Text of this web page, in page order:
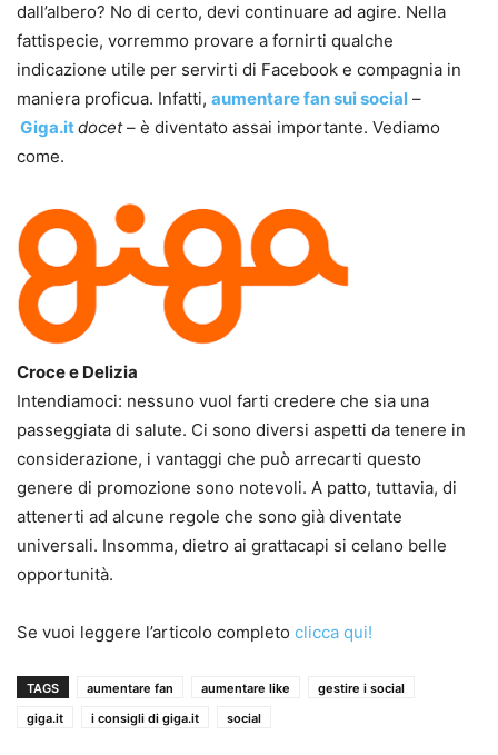
dall’albero? No di certo, devi continuare ad agire. Nella
fattispecie, vorremmo provare a fornirti qualche
indicazione utile per servirti di Facebook e compagnia in
maniera proficua. Infatti, aumentare fan sui social –
Giga.itdocet– è diventato assai importante. Vediamo
come.
Croce e Delizia
Intendiamoci: nessuno vuol farti credere che sia una
passeggiata di salute. Ci sono diversi aspetti da tenere in
considerazione, i vantaggi che può arrecarti questo
genere di promozione sono notevoli. A patto, tuttavia, di
attenerti ad alcune regole che sono già diventate
universali. Insomma, dietro ai grattacapi si celano belle
opportunità.
Se vuoi leggere l’articolo completo clicca qui!
TAGS aumentare fan aumentare like
gestire i social
giga.it
i consigli di giga.it social